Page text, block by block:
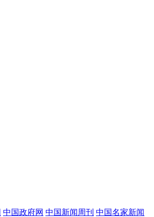
中国政府网 中国新闻周刊 中国名家新闻